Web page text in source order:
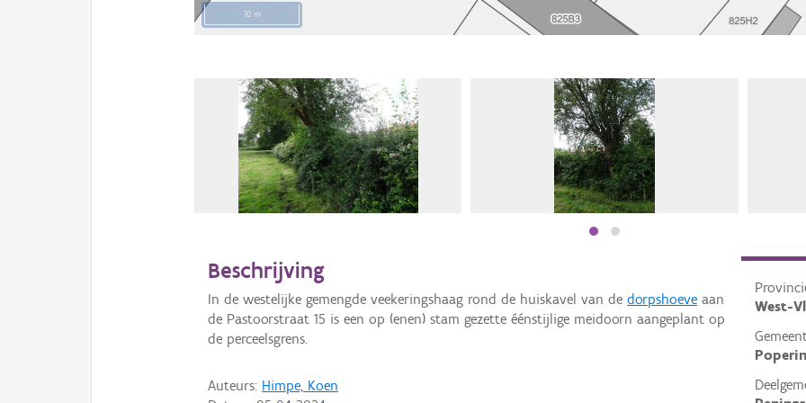
10 m
West-
Beschrijving
In de westelijke gemengde veekeringshaag rond de huiskavel van dedorpshoeve aan
de Pastoorstraat 15 is een op (enen) stam gezette éénstijlige meidoorn aangeplant op
de perceelsgrens.
Auteurs: Himpe, Koen